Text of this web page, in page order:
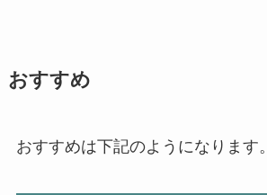
おすすめ
おすすめは下記のようになります。